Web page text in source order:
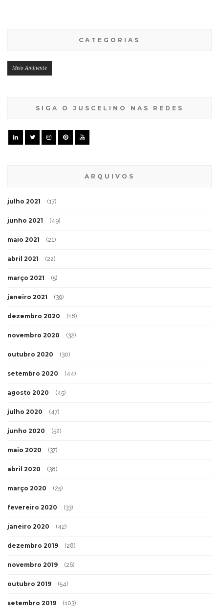
CATEGORIAS
Meio Ambiente
SIGA O JUSCELINO NAS REDES
ARQUIVOS
julho 2021 (17)
junho 2021 (49)
maio 2021 (21)
abril 2021 (22)
março 2021 (5)
janeiro 2021 (39)
dezembro 2020 (18)
novembro 2020 (32)
outubro 2020 (30)
setembro 2020 (44)
agosto 2020 (45)
julho 2020 (47)
junho 2020 (52)
maio 2020 (37)
abril 2020 (38)
março 2020 (25)
fevereiro 2020 (33)
janeiro 2020 (42)
dezembro 2019 (28)
novembro 2019 (26)
outubro 2019 (54)
setembro 2019 (103)